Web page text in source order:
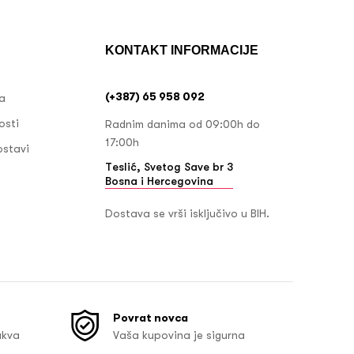
KONTAKT INFORMACIJE
(+387) 65 958 092
Radnim danima od 09:00h do
17:00h
Teslić, Svetog Save br 3
Bosna i Hercegovina
Dostava se vrši isključivo u BIH.
Povrat novca
Vaša kupovina je sigurna